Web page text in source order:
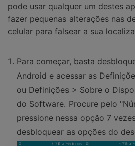
pode usar qualquer um destes
fazer pequenas alterações nas
celular para falsear a sua
Para começar, basta
Android e acessar as
ou Definições > Sobre o
do Software. Procure pelo
pressione nessa opção 7
desbloquear as opções do